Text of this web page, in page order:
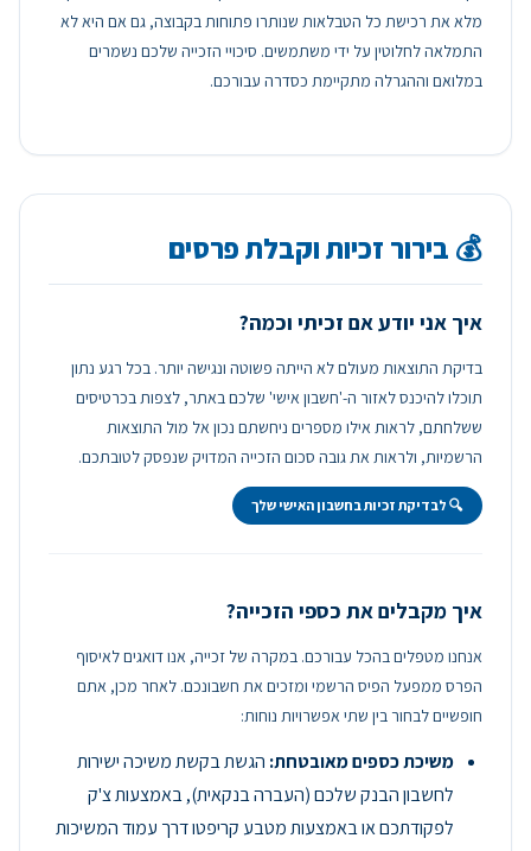
מלא את רכישת כל הטבלאות שנותרו פתוחות בקבוצה, גם אם היא לא
התמלאה לחלוטין על ידי משתמשים. סיכויי הזכייה שלכם נשמרים
במלואם וההגרלה מתקיימת כסדרה עבורכם.
💰 בירור זכיות וקבלת פרסים
איך אני יודע אם זכיתי וכמה?
בדיקת התוצאות מעולם לא הייתה פשוטה ונגישה יותר. בכל רגע נתון
תוכלו להיכנס לאזור ה-'חשבון אישי' שלכם באתר, לצפות בכרטיסים
ששלחתם, לראות אילו מספרים ניחשתם נכון אל מול התוצאות
הרשמיות, ולראות את גובה סכום הזכייה המדויק שנפסק לטובתכם.
🔍 לבדיקת זכיות בחשבון האישי שלך
איך מקבלים את כספי הזכייה?
אנחנו מטפלים בהכל עבורכם. במקרה של זכייה, אנו דואגים לאיסוף
הפרס ממפעל הפיס הרשמי ומזכים את חשבונכם. לאחר מכן, אתם
חופשיים לבחור בין שתי אפשרויות נוחות:
משיכת כספים מאובטחת: הגשת בקשת משיכה ישירות
לחשבון הבנק שלכם (העברה בנקאית), באמצעות צ'ק
לפקודתכם או באמצעות מטבע קריפטו דרך עמוד המשיכות